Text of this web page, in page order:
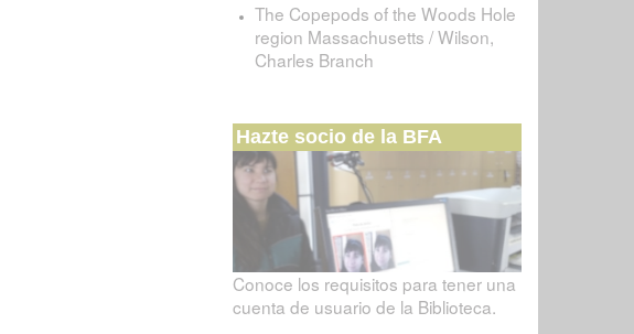
The Copepods of the Woods Hole
region Massachusetts / Wilson,
Charles Branch
Hazte socio de la BFA
Conoce los requisitos para tener una
cuenta de usuario de la Biblioteca.